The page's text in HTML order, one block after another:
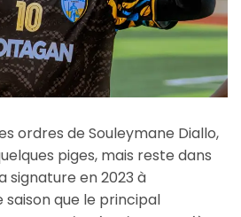
ordres de Souleymane Diallo,
piges, mais reste dans
signature en 2023 à
saison que le principal